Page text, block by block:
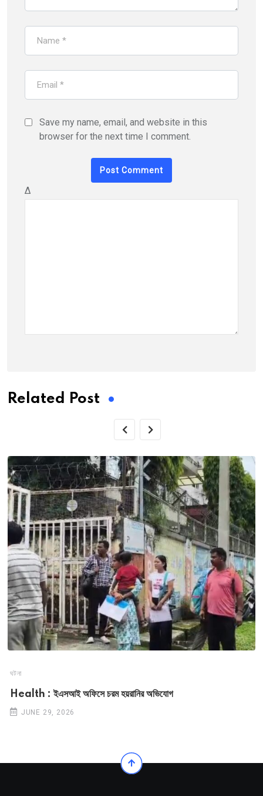
Save my name, email, and website in this
browser for the next time I comment.
Δ
Related Post
ঘটনা
Health : ইএসআই অফিসে চরম হয়রানির অভিযোগ
JUNE 29, 2026